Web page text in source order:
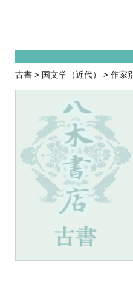
古書 > 国文学（近代） > 作家